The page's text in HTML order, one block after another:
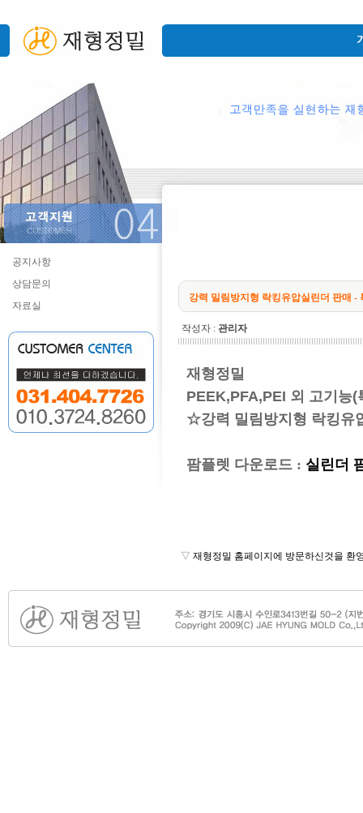
공지사항
상담문의
자료실
강력 밀림방지형 락킹유압실린더 판매 -
작성자 : 관리자
재형정밀
PEEK,PFA,PEI 외 고기능
☆강력 밀림방지형 락킹유
팜플렛 다운로드 : 실린더
▽ 재형정밀 홈페이지에 방문하신것을 환